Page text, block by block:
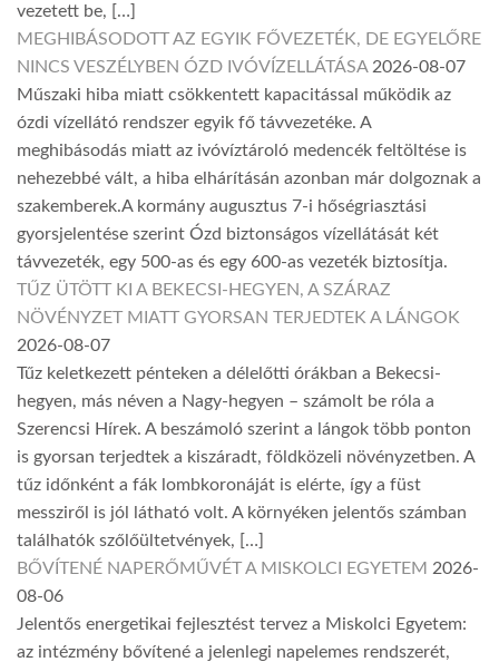
vezetett be, […]
MEGHIBÁSODOTT AZ EGYIK FŐVEZETÉK, DE EGYELŐRE
NINCS VESZÉLYBEN ÓZD IVÓVÍZELLÁTÁSA 2026-08-07
Műszaki hiba miatt csökkentett kapacitással működik az
ózdi vízellátó rendszer egyik fő távvezetéke. A
meghibásodás miatt az ivóvíztároló medencék feltöltése is
nehezebbé vált, a hiba elhárításán azonban már dolgoznak a
szakemberek.A kormány augusztus 7-i hőségriasztási
gyorsjelentése szerint Ózd biztonságos vízellátását két
távvezeték, egy 500-as és egy 600-as vezeték biztosítja.
TŰZ ÜTÖTT KI A BEKECSI-HEGYEN, A SZÁRAZ
NÖVÉNYZET MIATT GYORSAN TERJEDTEK A LÁNGOK
2026-08-07
Tűz keletkezett pénteken a délelőtti órákban a Bekecsi-
hegyen, más néven a Nagy-hegyen – számolt be róla a
Szerencsi Hírek. A beszámoló szerint a lángok több ponton
is gyorsan terjedtek a kiszáradt, földközeli növényzetben. A
tűz időnként a fák lombkoronáját is elérte, így a füst
messziről is jól látható volt. A környéken jelentős számban
találhatók szőlőültetvények, […]
BŐVÍTENÉ NAPERŐMŰVÉT A MISKOLCI EGYETEM 2026-
08-06
Jelentős energetikai fejlesztést tervez a Miskolci Egyetem:
az intézmény bővítené a jelenlegi napelemes rendszerét,